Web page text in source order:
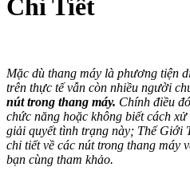
Chi Tiết
Mặc dù thang máy là phương tiện
trên thực tế vẫn còn nhiều người
nút trong thang máy. Chính điều
chức năng hoặc không biết cách
giải quyết tình trạng này; Thế Giới
chi tiết về các nút trong thang máy
bạn cùng tham khảo.